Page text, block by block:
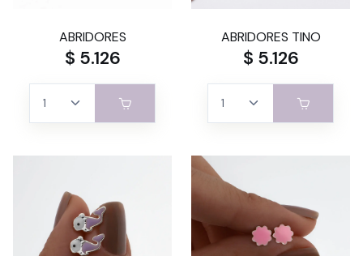
ABRIDORES
$ 5.126
ABRIDORES TINO
$ 5.126